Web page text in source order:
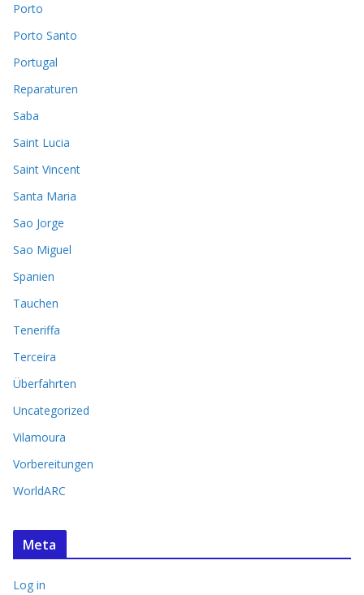
Porto
Porto Santo
Portugal
Reparaturen
Saba
Saint Lucia
Saint Vincent
Santa Maria
Sao Jorge
Sao Miguel
Spanien
Tauchen
Teneriffa
Terceira
Überfahrten
Uncategorized
Vilamoura
Vorbereitungen
WorldARC
Meta
Log in